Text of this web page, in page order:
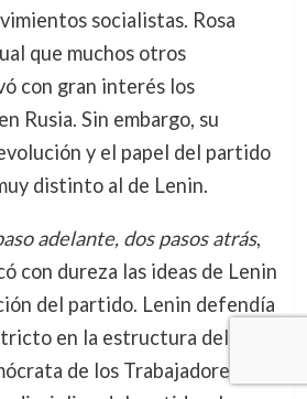
socialistas. Rosa
que muchos otros
con gran interés los
Rusia. Sin embargo, su
y el papel del partido
distinto al de Lenin.
adelante, dos pasos atrás,
con dureza las ideas de Lenin
del partido. Lenin defendía
en la estructura del
de los Trabajadores